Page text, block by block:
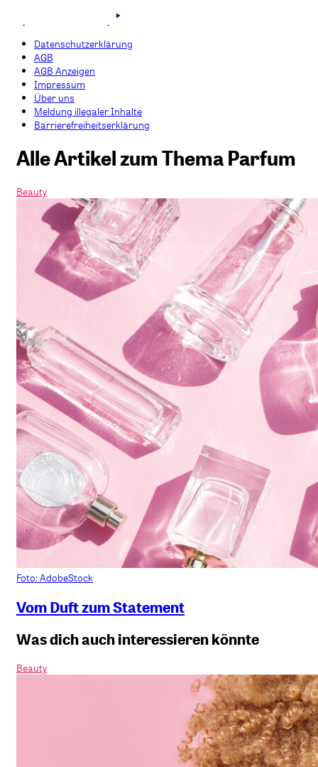
Datenschutzerklärung
AGB
AGB Anzeigen
Impressum
Über uns
Meldung illegaler Inhalte
Barrierefreiheitserklärung
Alle Artikel zum Thema Parfum
Beauty
Foto: AdobeStock
Vom Duft zum Statement
Was dich auch interessieren könnte
Beauty